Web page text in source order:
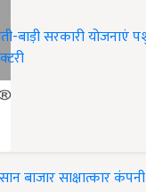
बाड़ीसरकारी योजनाएं
बाजारसाक्षात्कार